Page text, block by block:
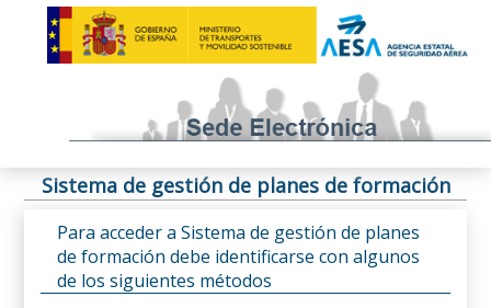
Sistema de gestión de planes de formación
Para acceder a Sistema de gestión de planes
de formación debe identificarse con algunos
de los siguientes métodos